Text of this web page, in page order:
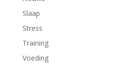
Slaap
Stress
Training
Voeding